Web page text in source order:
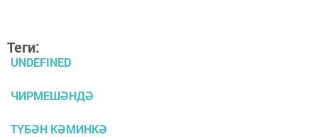
Теги:
UNDEFINED
ЧИРМЕШӘНДӘ
ТҮБӘН КӘМИНКӘ